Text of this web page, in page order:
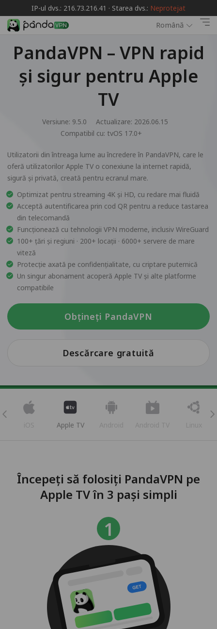
IP-ul dvs.: 216.73.216.41 · Starea dvs.: Neprotejat
Română
PandaVPN – VPN rapid
și sigur pentru Apple
TV
Versiune: 9.5.0
Actualizare: 2026.06.15
Compatibil cu: tvOS 17.0+
Utilizatorii din întreaga lume au încredere în PandaVPN, care le
oferă utilizatorilor Apple TV o conexiune la internet rapidă,
sigură și privată, creată pentru ecranul mare.
Optimizat pentru streaming 4K și HD, cu redare mai fluidă
Acceptă autentificarea prin cod QR pentru a reduce tastarea
din telecomandă
Funcționează cu tehnologii VPN moderne, inclusiv WireGuard
100+ țări și regiuni · 200+ locații · 6000+ servere de mare
viteză
Protecție axată pe confidențialitate, cu criptare puternică
Un singur abonament acoperă Apple TV și alte platforme
compatibile
Obțineți PandaVPN
Descărcare gratuită
iOS Apple TV Android Android TV Linux
Începeți să folosiți PandaVPN pe
Apple TV în 3 pași simpli